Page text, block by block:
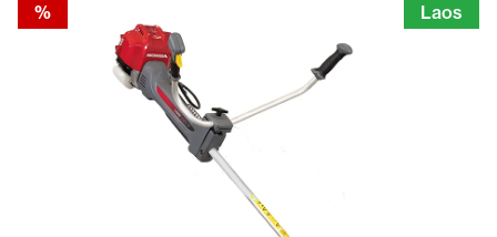
% Laos